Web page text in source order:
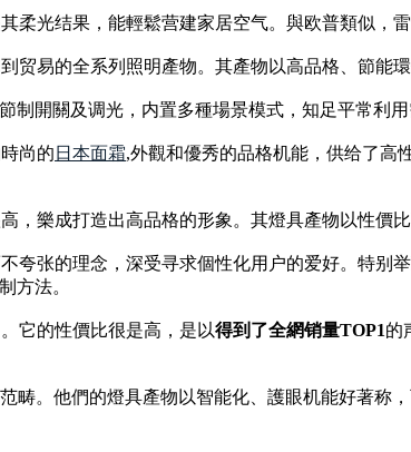
柔光结果，能輕鬆营建家居空气。與欧普類似，
贸易的全系列照明產物。其產物以高品格、節能
制開關及调光，内置多種場景模式，知足平常利用
尚的 日本面霜,外觀和優秀的品格机能，供给了高
，樂成打造出高品格的形象。其燈具產物以性價比
夸张的理念，深受寻求個性化用户的爱好。特别
方法。
它的性價比很是高，是以得到了全網销量TOP1的
畴。他們的燈具產物以智能化、護眼机能好著称